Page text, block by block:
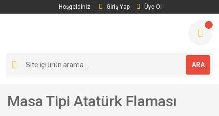
Hoşgeldiniz Giriş Yap Üye Ol
ARA
Masa Tipi Atatürk Flaması